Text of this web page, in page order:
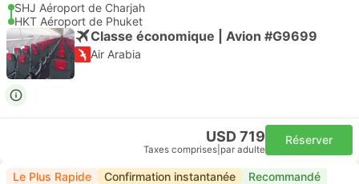
SHJ Aéroport de Charjah
HKT Aéroport de Phuket
Classe économique | Avion #G9699
Air Arabia
USD 719
Taxes comprises par adulte
Réserver
Le Plus Rapide Confirmation instantanée Recommandé